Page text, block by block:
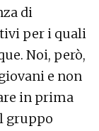
di
per i quali
Noi, però,
e non
in prima
gruppo